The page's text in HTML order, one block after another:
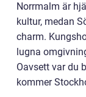
Norrmalm är
kultur, medan
charm.
lugna
Oavsett var du
kommer